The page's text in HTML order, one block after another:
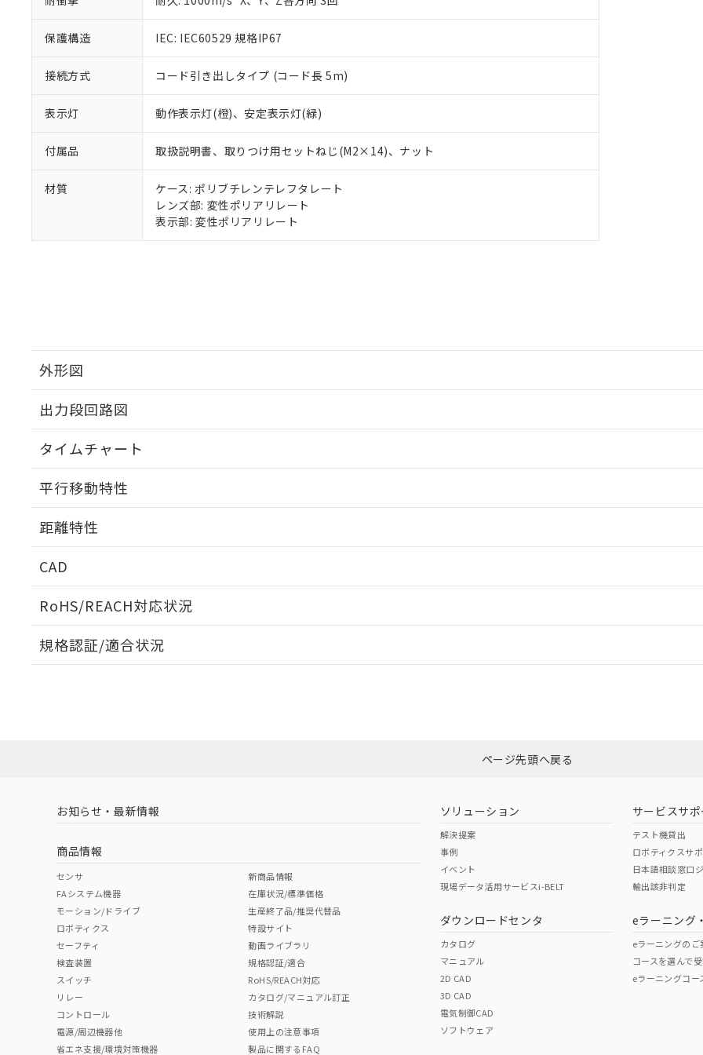
保護構造 IEC: IEC60529 規格IP67
接続方式 コード引き出しタイプ (コード長 5m)
表示灯 動作表示灯(橙)、安定表示灯(緑)
付属品 取扱説明書、取りつけ用セットねじ(M2×14)、ナット
材質
ケース: ポリブチレンテレフタレート
レンズ部: 変性ポリアリレート
表示部: 変性ポリアリレート
外形図
出力段回路図
タイムチャート
平行移動特性
距離特性
CAD
RoHS/REACH対応状況
EU RoHS 注意事項・凡例
ダウンロードはこちら
中国 RoHS 注意事項・凡例
中国 RoHS表
Pb Hg Cr(VI)
"対応済み"や非含有の記載がされた商品であっても、流通在庫等で未対応品が混在する可能性があります。
非含有品が必要な際は、弊社営業部門もしくは販売店へお問い合わせください。
規格認証/適合状況
（イギリス
（ノルウェー
（日本
（アメリカ
この製品の規格認証/適合
その他の認証はこちらのページからご
既に当社にて対応品への在庫切替を完了していることから、特段のことがない限り、
ページ先頭へ戻る
お知らせ・最新情報
商品情報
センサ
FAシステム機器
モーション/ドライブ
ロボティクス
セーフティ
検査装置
スイッチ
リレー
コントロール
電源/周辺機器他
省エネ支援/環境対策機器
新商品情報
在庫状況/標準価格
生産終了品/推奨代替品
特設サイト
動画ライブラリ
規格認証/適合
RoHS/REACH対応
カタログ/マニュアル訂正
技術解説
使用上の注意事項
製品に関するFAQ
ソリューション
解決提案
事例
イベント
現場データ活用サービスi-BELT
ダウンロードセンタ
カタログ
マニュアル
2D CAD
3D CAD
電気制御CAD
ソフトウェア
サービスサポ
テスト機貸出
ロボティクスサ
日本語相談窓口
輸出該非判定
eラーニング
eラーニングのご
コースを選んで
eラーニングコー